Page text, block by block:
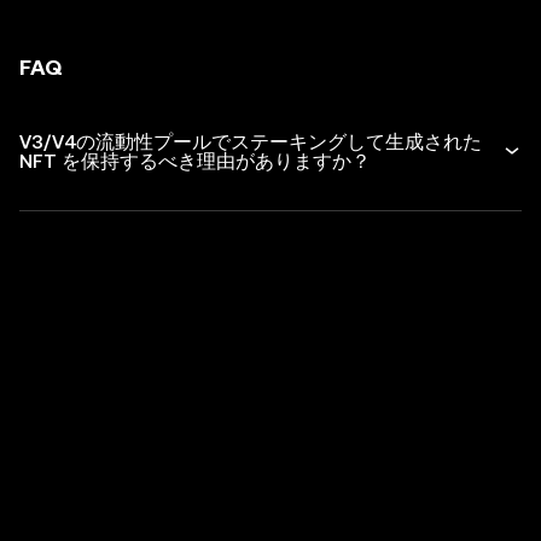
FAQ
V3/V4の流動性プールでステーキングして生成された
NFT を保持するべき理由がありますか？